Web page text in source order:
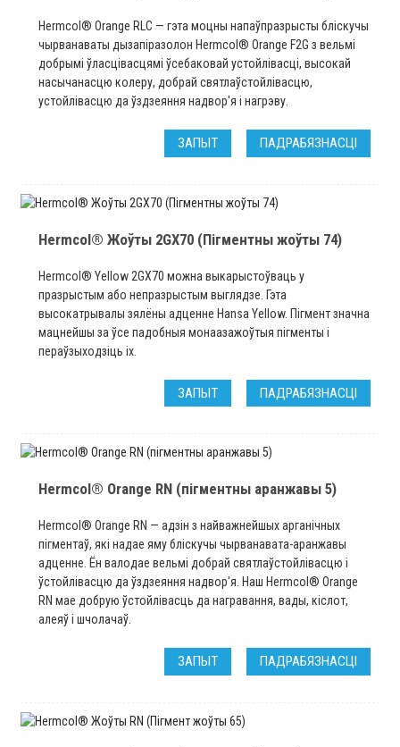
Hermcol® Orange RLC — гэта моцны напаўпразрысты бліскучы
чырванаваты дызапіразолон Hermcol® Orange F2G з вельмі
добрымі ўласцівасцямі ўсебаковай устойлівасці, высокай
насычанасцю колеру, добрай святлаўстойлівасцю,
устойлівасцю да ўздзеяння надвор'я і нагрэву.
ЗАПЫТ ПАДРАБЯЗНАСЦІ
Hermcol® Жоўты 2GX70 (Пігментны жоўты 74)
Hermcol® Yellow 2GX70 можна выкарыстоўваць у
празрыстым або непразрыстым выглядзе. Гэта
высокатрывалы зялёны адценне Hansa Yellow. Пігмент значна
мацнейшы за ўсе падобныя монаазажоўтыя пігменты і
пераўзыходзіць іх.
ЗАПЫТ ПАДРАБЯЗНАСЦІ
Hermcol® Orange RN (пігментны аранжавы 5)
Hermcol® Orange RN — адзін з найважнейшых арганічных
пігментаў, які надае яму бліскучы чырванавата-аранжавы
адценне. Ён валодае вельмі добрай святлаўстойлівасцю і
ўстойлівасцю да ўздзеяння надвор'я. Наш Hermcol® Orange
RN мае добрую ўстойлівасць да награвання, вады, кіслот,
алеяў і шчолачаў.
ЗАПЫТ ПАДРАБЯЗНАСЦІ